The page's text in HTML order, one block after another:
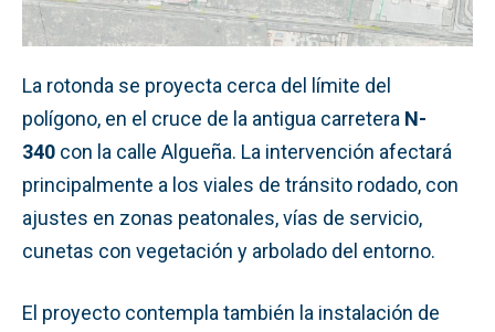
La rotonda se proyecta cerca del límite del
polígono, en el cruce de la antigua carretera N-
340 con la calle Algueña. La intervención afectará
principalmente a los viales de tránsito rodado, con
ajustes en zonas peatonales, vías de servicio,
cunetas con vegetación y arbolado del entorno.
El proyecto contempla también la instalación de